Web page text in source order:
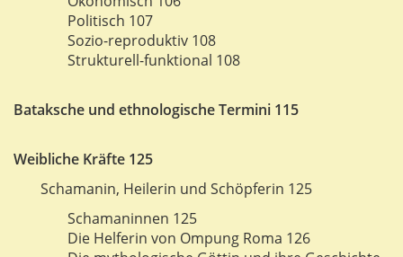
Politisch 107
Sozio-reproduktiv 108
Strukturell-funktional 108
Bataksche und ethnologische Termini 115
Weibliche Kräfte 125
Schamanin, Heilerin und Schöpferin 125
Schamaninnen 125
Die Helferin von Ompung Roma 126